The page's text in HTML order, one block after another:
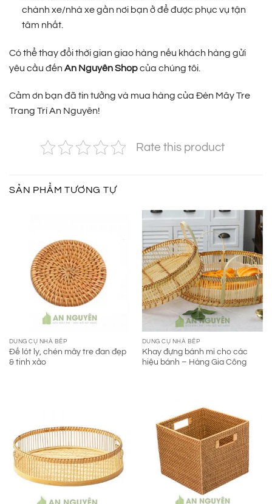
chành xe/nhà xe gần nơi bạn ở để được phục vụ tận
tâm nhất.
Có thể thay đổi thời gian giao hàng nếu khách hàng gửi
yêu cầu đến An Nguyên Shopcủa chúng tôi.
Cảm ơn bạn đã tin tưởng và mua hàng của Đèn Mây Tre
Trang Trí An Nguyên!
Rate this product
SẢN PHẨM TƯƠNG TỰ
DUNG CỤ NHÀ BẾP
Đế lót ly, chén mây tre đan đẹp
& tinh xảo
DUNG CỤ NHÀ BẾP
Khay đựng bánh mì cho các
hiệu bánh – Hàng Gia Công